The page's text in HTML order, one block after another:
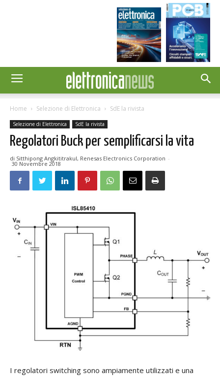
Home Selezione di Elettronica SdE la rivista
Selezione di Elettronica SdE la rivista
Regolatori Buck per semplificarsi la vita
di Sitthipong Angkititrakul, Renesas Electronics Corporation -
30 Novembre 2018
I regolatori switching sono ampiamente utilizzati e una